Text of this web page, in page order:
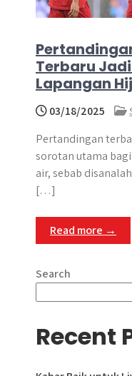
Terbaru
Lapangan
03/18/2025
Pertandingan
sorotan utama
air, sebab
[…]
Read more →
Search
Recent